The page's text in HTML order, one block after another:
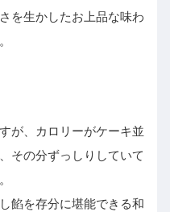
を生かしたお上品な味わ
が、カロリーがケーキ並
その分ずっしりしていて
餡を存分に堪能できる和